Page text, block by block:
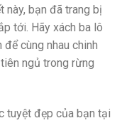
này, bạn đã trang bị
tới. Hãy xách ba lô
cùng nhau chinh
ngủ trong rừng
tuyệt đẹp của bạn tại